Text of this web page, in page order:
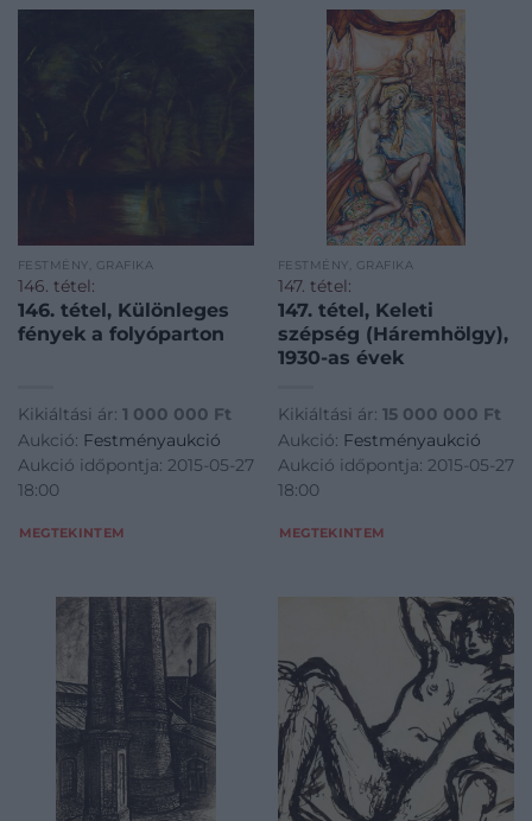
FESTMÉNY, GRAFIKA
146. tétel:
146. tétel, Különleges
fények a folyóparton
Kikiáltási ár: 1 000 000 Ft
Aukció: Festményaukció
Aukció időpontja: 2015-05-27
18:00
MEGTEKINTEM
FESTMÉNY, GRAFIKA
147. tétel:
147. tétel, Keleti
szépség (Háremhölgy),
1930-as évek
Kikiáltási ár: 15 000 000 Ft
Aukció: Festményaukció
Aukció időpontja: 2015-05-27
18:00
MEGTEKINTEM